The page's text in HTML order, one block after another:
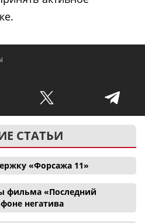
СТАТЬИ
«Форсажа 11»
фильма «Последний
негатива